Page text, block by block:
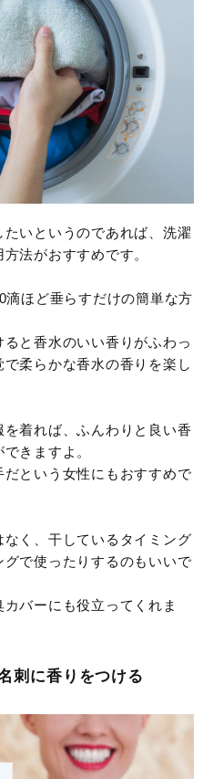
いというのであれば、洗濯
法がおすすめです。
ほど垂らすだけの簡単な方
と香水のいい香りがふわっ
柔らかな香水の香りを楽し
着れば、ふんわりと良い香
きますよ。
という女性にもおすすめで
く、干しているタイミング
で使ったりするのもいいで
バーにも役立ってくれま
刺に香りをつける